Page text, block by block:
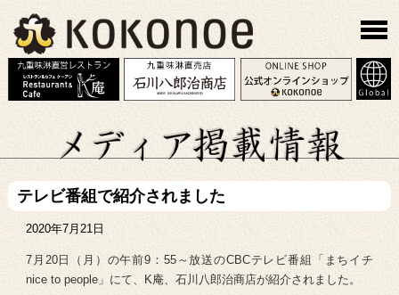
テレビ番組で紹介されました
2020年7月21日
7月20日（月）の午前9：55～放送のCBCテレビ番組「まちイチ
nice to people」にて、K庵、石川八郎治商店が紹介されました。